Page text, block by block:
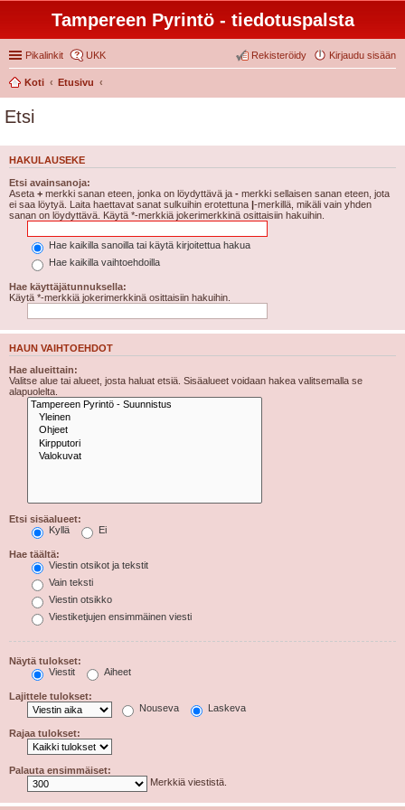
Tampereen Pyrintö - tiedotuspalsta
Pikalinkit UKK Kirjaudu sisään
Rekisteröidy
Koti Etusivu
Etsi
HAKULAUSEKE
Etsi avainsanoja:
Aseta + merkki sanan eteen, jonka on löydyttävä ja - merkki sellaisen sanan eteen, jota
ei saa löytyä. Laita haettavat sanat sulkuihin erotettuna |-merkillä, mikäli vain yhden
sanan on löydyttävä. Käytä *-merkkiä jokerimerkkinä osittaisiin hakuihin.
Hae kaikilla sanoilla tai käytä kirjoitettua hakua
Hae kaikilla vaihtoehdoilla
Hae käyttäjätunnuksella:
Käytä *-merkkiä jokerimerkkinä osittaisiin hakuihin.
HAUN VAIHTOEHDOT
Hae alueittain:
Valitse alue tai alueet, josta haluat etsiä. Sisäalueet voidaan hakea valitsemalla se
alapuolelta.
Etsi sisäalueet:
Kyllä
Ei
Hae täältä:
Viestin otsikot ja tekstit
Vain teksti
Viestin otsikko
Viestiketjujen ensimmäinen viesti
Näytä tulokset:
Viestit
Aiheet
Lajittele tulokset:
Nouseva
Laskeva
Rajaa tulokset:
Palauta ensimmäiset:
Merkkiä viestistä.